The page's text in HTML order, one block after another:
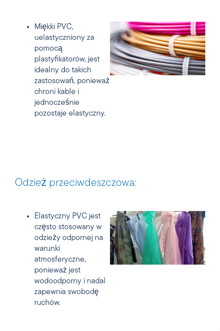
Miękki PVC,
uelastyczniony za
pomocą
plastyfikatorów, jest
idealny do takich
zastosowań, ponieważ
chroni kable i
jednocześnie
pozostaje elastyczny.
Odzież przeciwdeszczowa:
Elastyczny PVC jest
często stosowany w
odzieży odpornej na
warunki
atmosferyczne,
ponieważ jest
wodoodporny i nadal
zapewnia swobodę
ruchów.